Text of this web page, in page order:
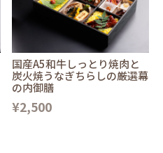
国産A5和牛しっとり焼肉と
炭火焼うなぎちらしの厳選幕
の内御膳
¥2,500